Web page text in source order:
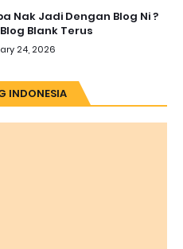
Nak Jadi Dengan Blog Ni ?
Blank Terus
24, 2026
INDONESIA